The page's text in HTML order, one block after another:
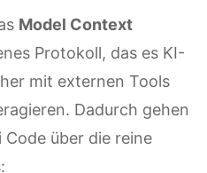
Model Context
Protokoll, das es KI-
mit externen Tools
Dadurch gehen
über die reine